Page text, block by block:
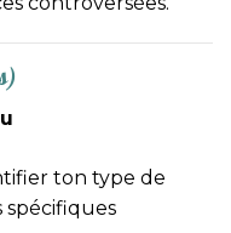
ton type de
spécifiques